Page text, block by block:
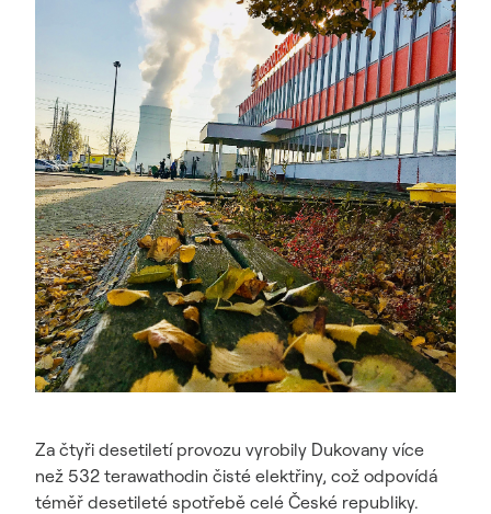
Za čtyři desetiletí provozu vyrobily Dukovany více
než 532 terawathodin čisté elektřiny, což odpovídá
téměř desetileté spotřebě celé České republiky.